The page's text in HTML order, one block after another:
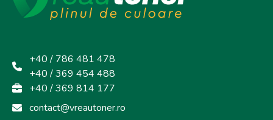
+40 / 786 481 478
+40 / 369 454 488
+40 / 369 814 177
contact@vreautoner.ro